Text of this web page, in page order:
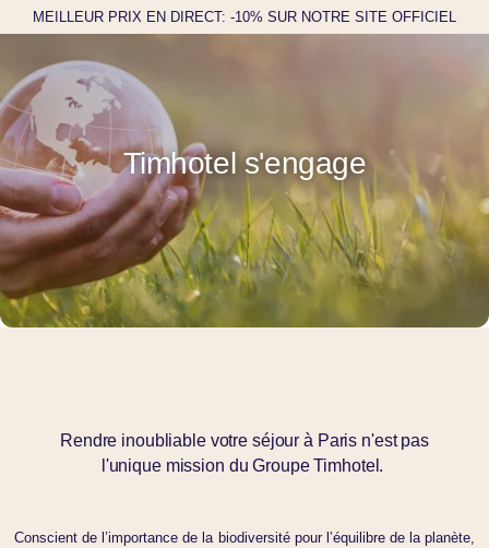
MEILLEUR PRIX EN DIRECT: -10% SUR NOTRE SITE OFFICIEL
Timhotel s'engage
Rendre inoubliable votre séjour à Paris n'est pas
l'unique mission du Groupe Timhotel.
Conscient de l’importance de la biodiversité pour l’équilibre de la planète,